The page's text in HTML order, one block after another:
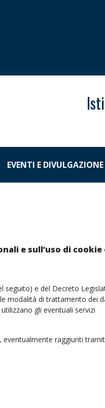
EVENTI E DIVULGAZIONE
e sull’uso di cookie
seguito) e del Decreto
modalità di trattamento dei
gli eventuali servizi
raggiunti